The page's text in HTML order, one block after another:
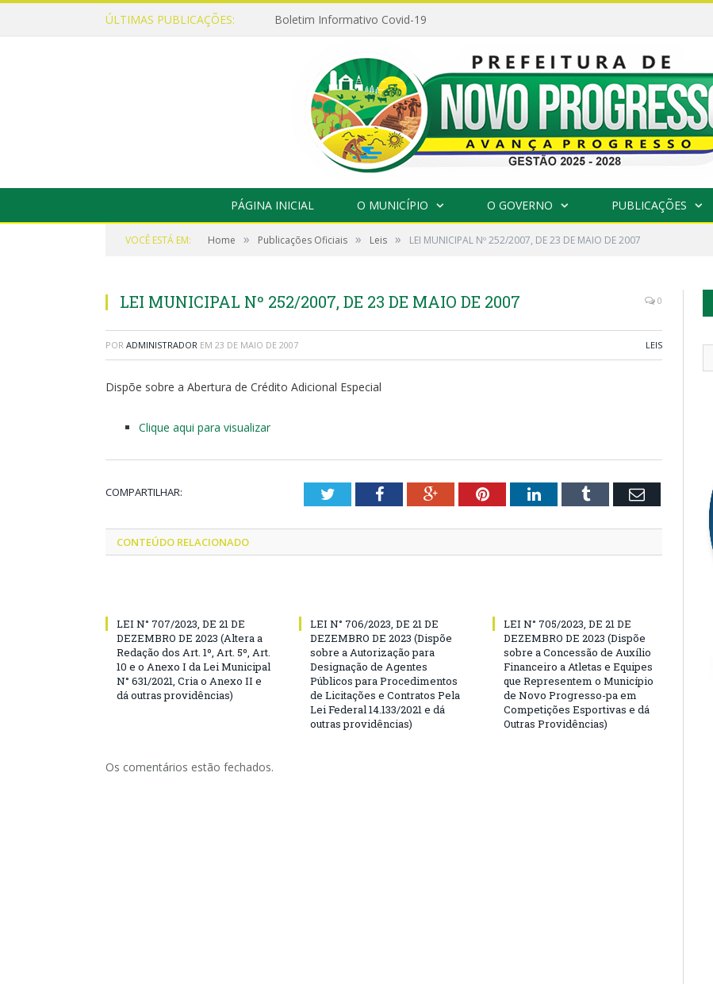
ÚLTIMAS PUBLICAÇÕES: Boletim Informativo Covid-19
PÁGINA INICIAL O MUNICÍPIO O GOVERNO PUBLICAÇÕES
VOCÊ ESTÁ EM: Home » Publicações Oficiais » Leis » LEI MUNICIPAL Nº 252/2007, DE 23 DE MAIO DE 2007
LEI MUNICIPAL Nº 252/2007, DE 23 DE MAIO DE 2007 0
POR ADMINISTRADOR EM 23 DE MAIO DE 2007 LEIS
Dispõe sobre a Abertura de Crédito Adicional Especial
Clique aqui para visualizar
COMPARTILHAR: TwitterFacebookGoogle+PinterestLinkedInTumblr Email
CONTEÚDO RELACIONADO
LEI N° 707/2023, DE 21 DE
DEZEMBRO DE 2023 (Altera a
Redação dos Art. 1º, Art. 5º, Art.
10 e o Anexo I da Lei Municipal
N° 631/2021, Cria o Anexo II e
dá outras providências)
LEI N° 706/2023, DE 21 DE
DEZEMBRO DE 2023 (Dispõe
sobre a Autorização para
Designação de Agentes
Públicos para Procedimentos
de Licitações e Contratos Pela
Lei Federal 14.133/2021 e dá
outras providências)
LEI N° 705/2023, DE 21 DE
DEZEMBRO DE 2023 (Dispõe
sobre a Concessão de Auxílio
Financeiro a Atletas e Equipes
que Representem o Município
de Novo Progresso-pa em
Competições Esportivas e dá
Outras Providências)
Os comentários estão fechados.